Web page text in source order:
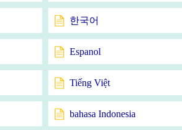
한국어
Espanol
Tiếng Việt
bahasa Indonesia